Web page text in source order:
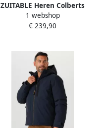
ZUITABLE Heren Colberts
Dinick Lichtblauw
1 webshop
€ 239,90